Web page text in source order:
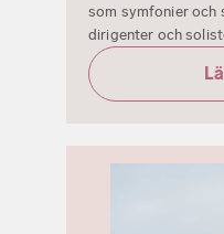
som symfonier och
dirigenter och